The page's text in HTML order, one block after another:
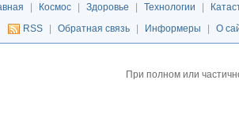
| Космос | Здоровье | Технологии |
RSS
| Обратная связь | Информеры | О
При полном или